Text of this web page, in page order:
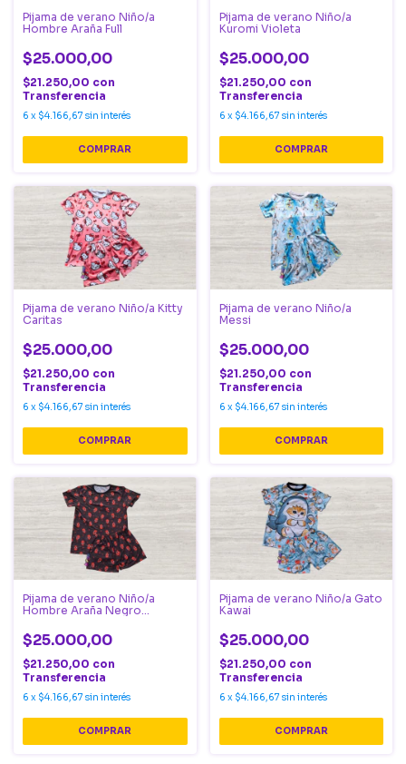
Pijama de verano Niño/a
Hombre Araña Full
$25.000,00
$21.250,00 con
Transferencia
6 x $4.166,67 sin interés
COMPRAR
Pijama de verano Niño/a
Kuromi Violeta
$25.000,00
$21.250,00 con
Transferencia
6 x $4.166,67 sin interés
COMPRAR
Pijama de verano Niño/a Kitty
Caritas
$25.000,00
$21.250,00 con
Transferencia
6 x $4.166,67 sin interés
COMPRAR
Pijama de verano Niño/a
Messi
$25.000,00
$21.250,00 con
Transferencia
6 x $4.166,67 sin interés
COMPRAR
Pijama de verano Niño/a
Hombre Araña Negro
$25.000,00
$21.250,00 con
Transferencia
6 x $4.166,67 sin interés
COMPRAR
Pijama de verano Niño/a Gato
Kawai
$25.000,00
$21.250,00 con
Transferencia
6 x $4.166,67 sin interés
COMPRAR